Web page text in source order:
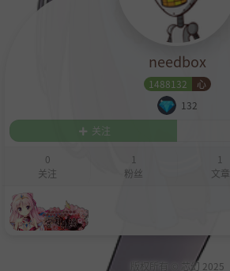
needbox
1488132
心
132
关注
0
关注
1
粉丝
1
文章
版权所有 © 芯幻 2025